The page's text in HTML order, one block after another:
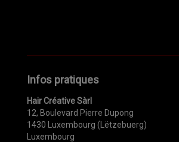
Infos pratiques
Hair Créative Sàrl
12, Boulevard Pierre Dupong
1430 Luxembourg (Lëtzebuerg)
Luxembourg